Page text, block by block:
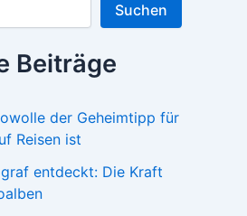
Suchen
Beiträge
der Geheimtipp für
Reisen ist
entdeckt: Die Kraft